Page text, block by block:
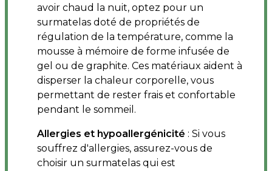
avoir chaud la nuit, optez pour un
surmatelas doté de propriétés de
régulation de la température, comme la
mousse à mémoire de forme infusée de
gel ou de graphite. Ces matériaux aident à
disperser la chaleur corporelle, vous
permettant de rester frais et confortable
pendant le sommeil.
Allergies et hypoallergénicité : Si vous
souffrez d'allergies, assurez-vous de
choisir un surmatelas qui est